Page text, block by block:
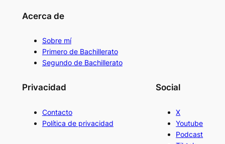
Acerca de
Sobre mí
Primero de Bachillerato
Segundo de Bachillerato
Privacidad
Contacto
Política de privacidad
Social
X
Youtube
Podcast